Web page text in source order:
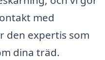
med
den expertis som
dina träd.